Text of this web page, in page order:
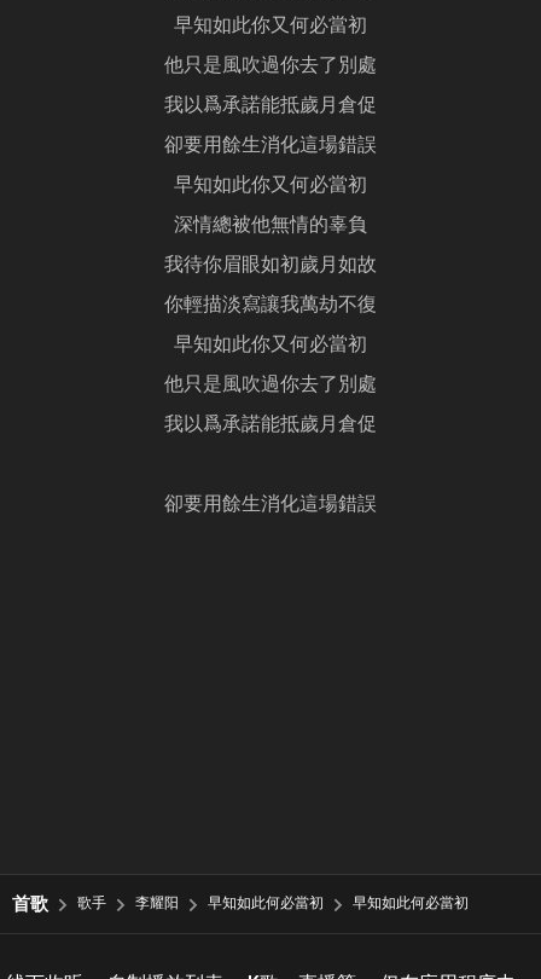
早知如此你又何必當初
他只是風吹過你去了別處
我以爲承諾能抵歲月倉促
卻要用餘生消化這場錯誤
早知如此你又何必當初
深情總被他無情的辜負
我待你眉眼如初歲月如故
你輕描淡寫讓我萬劫不復
早知如此你又何必當初
他只是風吹過你去了別處
我以爲承諾能抵歲月倉促
卻要用餘生消化這場錯誤
首歌 歌手 李耀阳 早知如此何必當初 早知如此何必當初